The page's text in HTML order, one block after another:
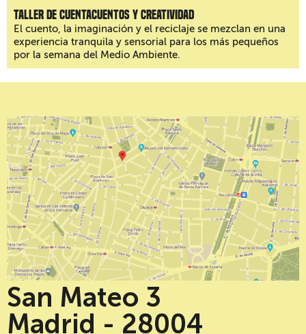
Taller de cuentacuentos y creatividad
El cuento, la imaginación y el reciclaje se mezclan en una
experiencia tranquila y sensorial para los más pequeños
por la semana del Medio Ambiente.
San Mateo 3
Madrid - 28004